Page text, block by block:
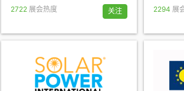
2722展会热度 关注 2294 展